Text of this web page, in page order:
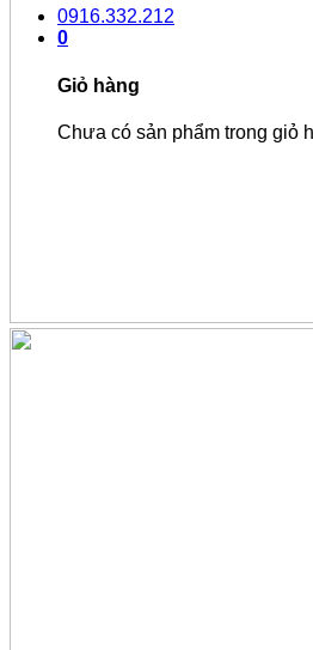
0916.332.212
0
Giỏ hàng
Chưa có sản phẩm trong giỏ